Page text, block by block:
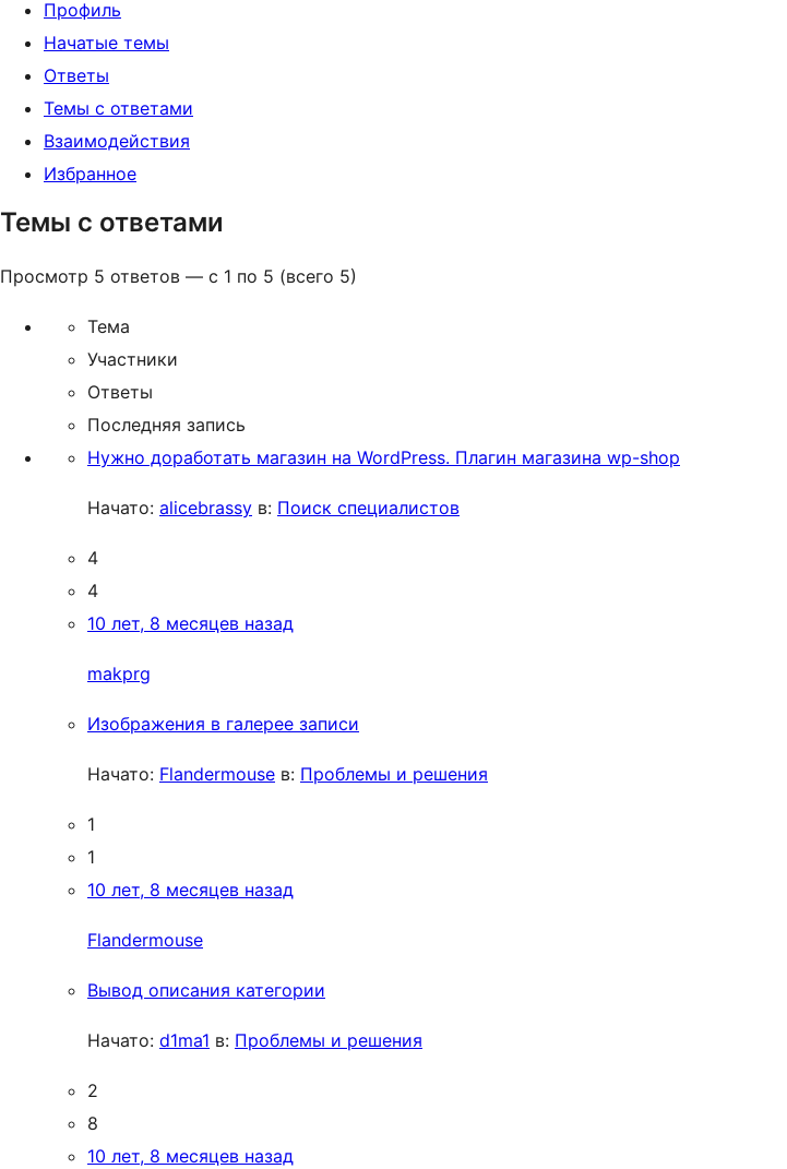
Профиль
Начатые темы
Ответы
Темы с ответами
Взаимодействия
Избранное
Темы с ответами
Просмотр 5 ответов — с 1 по 5 (всего 5)
Тема
Участники
Ответы
Последняя запись
Нужно доработать магазин на WordPress. Плагин магазина wp-shop
Начато: alicebrassy в: Поиск специалистов
4
4
10 лет, 8 месяцев назад
makprg
Изображения в галерее записи
Начато: Flandermouse в: Проблемы и решения
1
1
10 лет, 8 месяцев назад
Flandermouse
Вывод описания категории
Начато: d1ma1 в: Проблемы и решения
2
8
10 лет, 8 месяцев назад